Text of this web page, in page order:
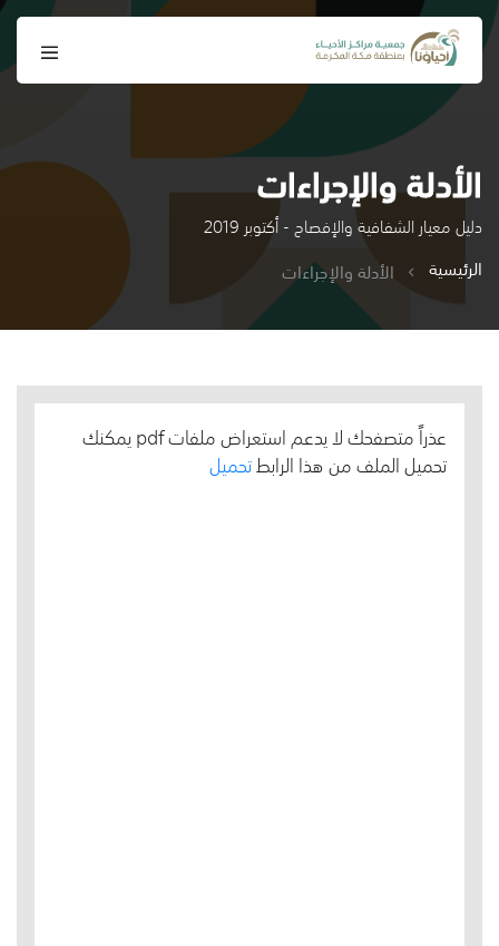
الأدلة والإجراءات
دليل معيار الشفافية والإفصاح - أكتوبر 2019
الرئيسية
الأدلة والإجراءات
عذراً متصفحك لا يدعم استعراض ملفات pdf يمكنك
تحميل الملف من هذا الرابطتحميل